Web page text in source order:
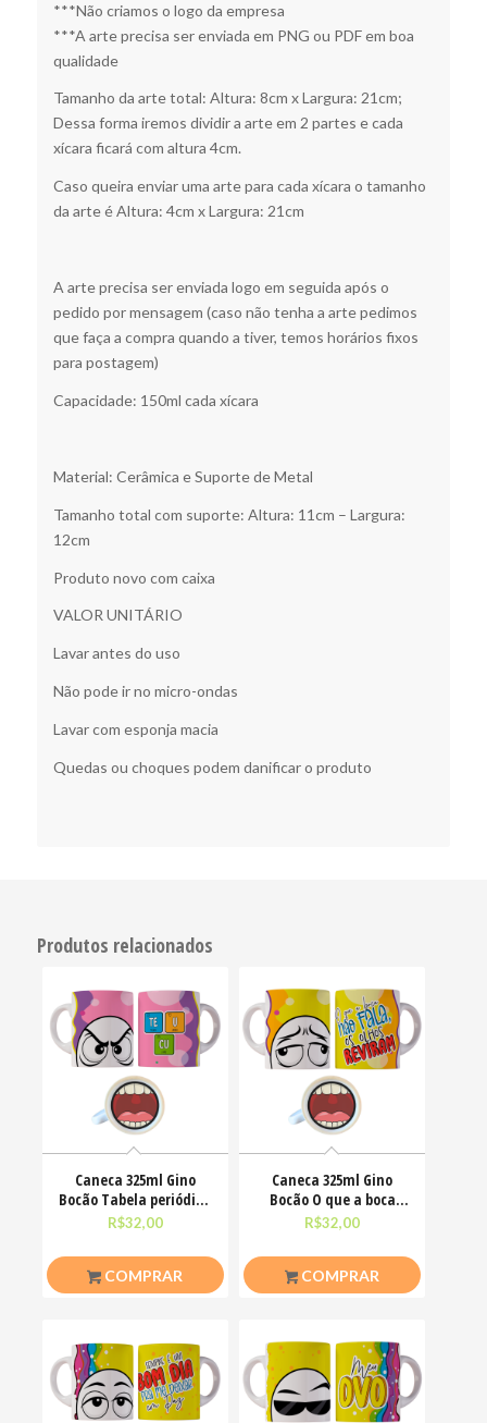
***Não criamos o logo da empresa
***A arte precisa ser enviada em PNG ou PDF em boa
qualidade
Tamanho da arte total: Altura: 8cm x Largura: 21cm;
Dessa forma iremos dividir a arte em 2 partes e cada
xícara ficará com altura 4cm.
Caso queira enviar uma arte para cada xícara o tamanho
da arte é Altura: 4cm x Largura: 21cm
A arte precisa ser enviada logo em seguida após o
pedido por mensagem (caso não tenha a arte pedimos
que faça a compra quando a tiver, temos horários fixos
para postagem)
Capacidade: 150ml cada xícara
Material: Cerâmica e Suporte de Metal
Tamanho total com suporte: Altura: 11cm – Largura:
12cm
Produto novo com caixa
VALOR UNITÁRIO
Lavar antes do uso
Não pode ir no micro-ondas
Lavar com esponja macia
Quedas ou choques podem danificar o produto
Produtos relacionados
Caneca 325ml Gino
Bocão Tabela periódica
Teu Cu Engraçadas
R$32,00
COMPRAR
Caneca 325ml Gino
Bocão O que a boca
não fala, os olhos
R$32,00
COMPRAR